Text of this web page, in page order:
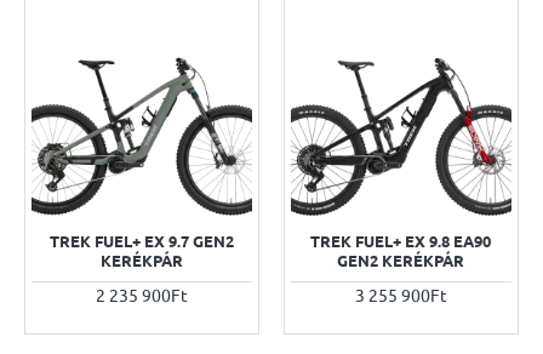
TREK FUEL+ EX 9.7 GEN2
KERÉKPÁR
2 235 900Ft
TREK FUEL+ EX 9.8 EA90
GEN2 KERÉKPÁR
3 255 900Ft